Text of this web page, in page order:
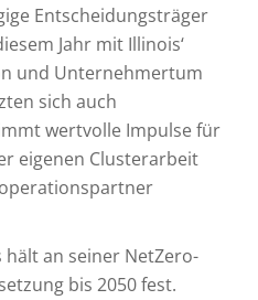
Entscheidungsträger
Jahr mit Illinois‘
und Unternehmertum
sich auch
wertvolle Impulse für
eigenen Clusterarbeit
hält an seiner NetZero-
bis 2050 fest.